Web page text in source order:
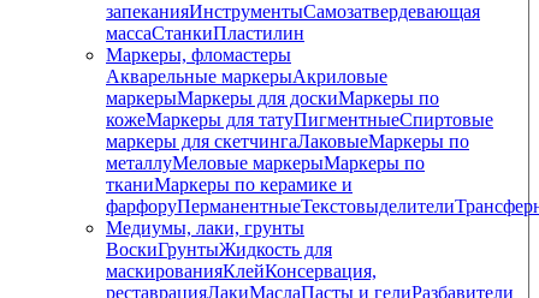
запеканияИнструментыСамозатвердевающая
массаСтанкиПластилин
Маркеры, фломастеры
Акварельные маркерыАкриловые
маркерыМаркеры для доскиМаркеры по
кожеМаркеры для татуПигментныеCпиртовые
маркеры для скетчингаЛаковыеМаркеры по
металлуМеловые маркерыМаркеры по
тканиМаркеры по керамике и
фарфоруПерманентныеТекстовыделители
Медиумы, лаки, грунты
ВоскиГрунтыЖидкость для
маскированияКлейКонсервация,
реставрацияЛакиМаслаПасты и гелиРазбавители